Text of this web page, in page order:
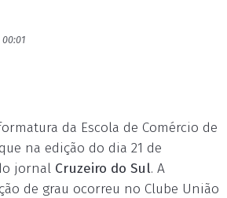
da Escola de Comércio de
na edição do dia 21 de
jornal Cruzeiro do Sul. A
de grau ocorreu no Clube União